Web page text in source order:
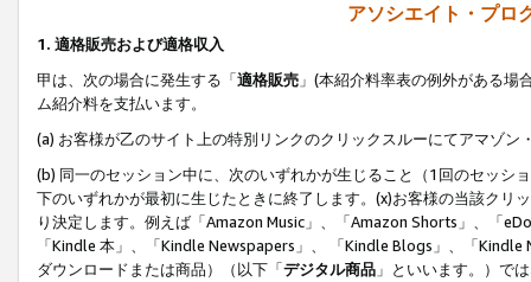
アソシエイト・プロ
1. 適格販売および適格収入
甲は、次の場合に発生する「適格販売 」(本紹介料率表の例外がある
ム紹介料を支払います。
(a) お客様が乙のサイト上の特別リンクのクリックスルーにてアマゾン
(b) 同一のセッション中に、次のいずれかが生じること（1回のセッシ
下のいずれかが最初に生じたときに終了します。(x)お客様の当該ク
り決定します。例えば「Amazon Music」、「Amazon Shorts」、「
「Kindle 本」、「Kindle Newspapers」、 「Kindle Blogs」、「
ダウンロードまたは商品）（以下「デジタル商品 」といいます。）で